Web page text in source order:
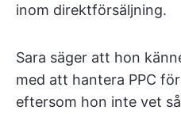
inom direktförsäljning.
Sara säger att hon
med att hantera PPC
eftersom hon inte vet